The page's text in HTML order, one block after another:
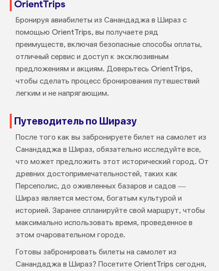
OrientTrips
Бронируя авиабилеты из Санандаджа в Шираз с
помощью OrientTrips, вы получаете ряд
преимуществ, включая безопасные способы оплаты,
отличный сервис и доступ к эксклюзивным
предложениям и акциям. Доверьтесь OrientTrips,
чтобы сделать процесс бронирования путешествий
легким и не напрягающим.
Путеводитель по Ширазу
После того как вы забронируете билет на самолет из
Санандаджа в Шираз, обязательно исследуйте все,
что может предложить этот исторический город. От
древних достопримечательностей, таких как
Персеполис, до оживленных базаров и садов —
Шираз является местом, богатым культурой и
историей. Заранее спланируйте свой маршрут, чтобы
максимально использовать время, проведенное в
этом очаровательном городе.
Готовы забронировать билеты на самолет из
Санандаджа в Шираз? Посетите OrientTrips сегодня,